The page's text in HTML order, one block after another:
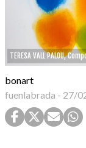
TERESA VALL PALOU,
bonart
fuenlabrada - 27/